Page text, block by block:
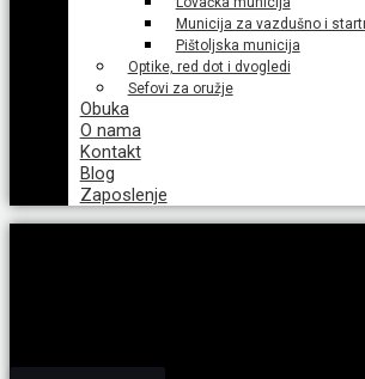
Municija za vazdušno i
Pištoljska municija
Optike, red dot i dvogledi
Sefovi za oružje
Obuka
O nama
Kontakt
Blog
Zaposlenje